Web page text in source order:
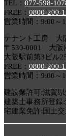
TEL： 077-598-
FREE： 0800-200-
営業時間：9:00～
テナント工房 大
〒530-0001 大阪
大阪駅前第3ビル
FREE： 0800-200-
営業時間：9:00～
建設業許可:滋賀
建築士事務所登録
宅建業免許:国土